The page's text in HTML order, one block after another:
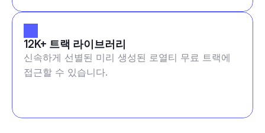
12K+ 트랙 라이브러리
신속하게 선별된 미리 생성된 로열티 무료 트랙에
접근할 수 있습니다.